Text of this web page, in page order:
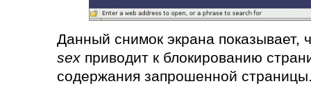
Данный снимок экрана показывает,
sexприводит к блокированию
содержания запрошенной